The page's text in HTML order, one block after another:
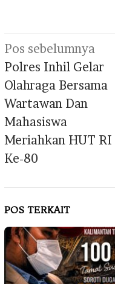
Navigasi
pos
Pos sebelumnya
Polres Inhil Gelar
Olahraga Bersama
Wartawan Dan
Mahasiswa
Meriahkan HUT RI
Ke-80
POS TERKAIT